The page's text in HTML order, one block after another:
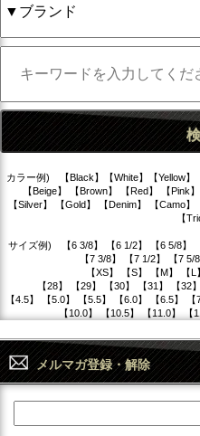
カラー例) 【Black】【White】【Yellow】
【Beige】 【Brown】 【Red】 【Pink
【Silver】 【Gold】 【Denim】 【Camo
【
サイズ例) 【6 3/8】 【6 1/2】 【6 5/8】
【7 3/8】 【7 1/2】 【7 5/
【XS】 【S】 【M】 【
【28】 【29】 【30】 【31】 【32
【4.5】 【5.0】 【5.5】 【6.0】 【6.5】
【10.0】 【10.5】 【11.0】 【
メルマガ登録・解除